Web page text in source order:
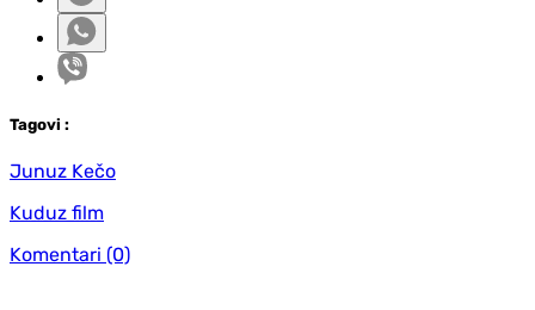
Tagovi :
Junuz Kečo
Kuduz film
Komentari (0)